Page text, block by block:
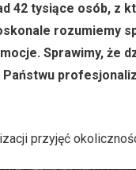
42 tysiące osób, z
rozumiemy
Sprawimy, że
Państwu
przyjęć